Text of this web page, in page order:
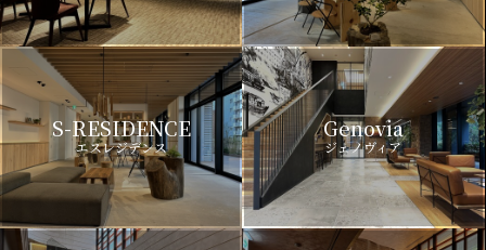
S-RESIDENCE
エスレジデンス
Genovia
ジェノヴィア